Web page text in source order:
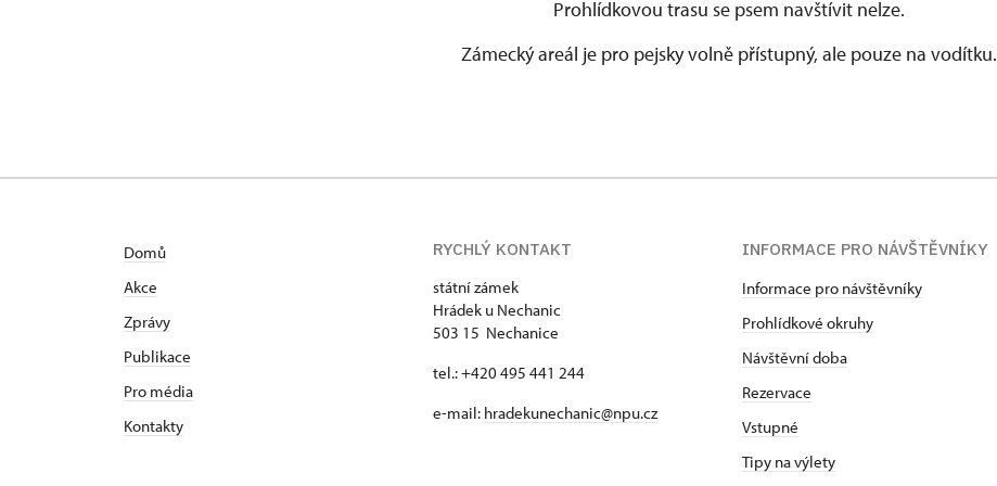
Prohlídkovou trasu se psem navštívit nelze.
Zámecký areál je pro pejsky volně přístupný, ale pouze na vodítku.
Domů
Akce
Zprávy
Publikace
Pro média
Kontakty
RYCHLÝ KONTAKT
státní zámek
Hrádek u Nechanic
503 15 Nechanice
tel.: +420 495 441 244
e-mail: hradekunechanic@npu.cz
INFORMACE PRO NÁVŠTĚVNÍKY
Informace pro návštěvníky
Prohlídkové okruhy
Návštěvní doba
Rezervace
Vstupné
Tipy na výlety